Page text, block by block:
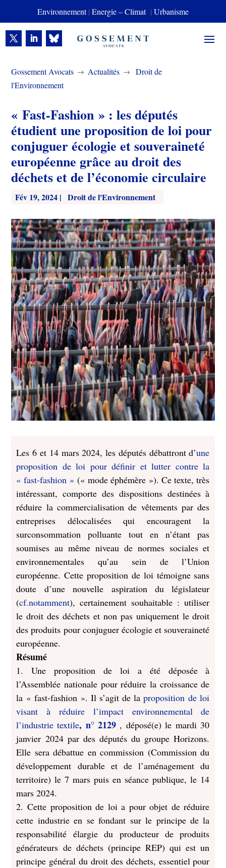
Environnement| Energie – Climat | Urbanisme
Gossement Avocats $ Actualités $
Droit de
l'Environnement
« Fast-Fashion » : les députés
étudient une proposition de loi pour
conjuguer écologie et souveraineté
européenne grâce au droit des
déchets et de l’économie circulaire
Fév 19, 2024 | Droit de l'Environnement
Les 6 et 14 mars 2024, les députés débattront d’une
proposition de loi pour définir et lutter contre la
« fast-fashion » (« mode éphémère »). Ce texte, très
intéressant, comporte des dispositions destinées à
réduire la commercialisation de vêtements par des
entreprises délocalisées qui encouragent la
surconsommation polluante tout en n’étant pas
soumises au même niveau de normes sociales et
environnementales qu’au sein de l’Union
européenne. Cette proposition de loi témoigne sans
doute d’une nouvelle aspiration du législateur
(cf.notamment), certainement souhaitable : utiliser
le droit des déchets et non pas uniquement le droit
des produits pour conjuguer écologie et souveraineté
européenne.
Résumé
1. Une proposition de loi a été déposée à
l’Assemblée nationale pour réduire la croissance de
la « fast-fashion ». Il s’agit de laproposition de loi
visant à réduire l’impact environnemental de
l’industrie textile, n° 2129 , déposé(e) le mardi 30
janvier 2024 par des députés du groupe Horizons.
Elle sera débattue en commission (Commission du
développement durable et de l’aménagement du
territoire) le 7 mars puis en séance publique, le 14
mars 2024.
2. Cette proposition de loi a pour objet de réduire
cette industrie en se fondant sur le principe de la
responsabilité élargie du producteur de produits
générateurs de déchets (principe REP) qui est un
principe général du droit des déchets, essentiel pour